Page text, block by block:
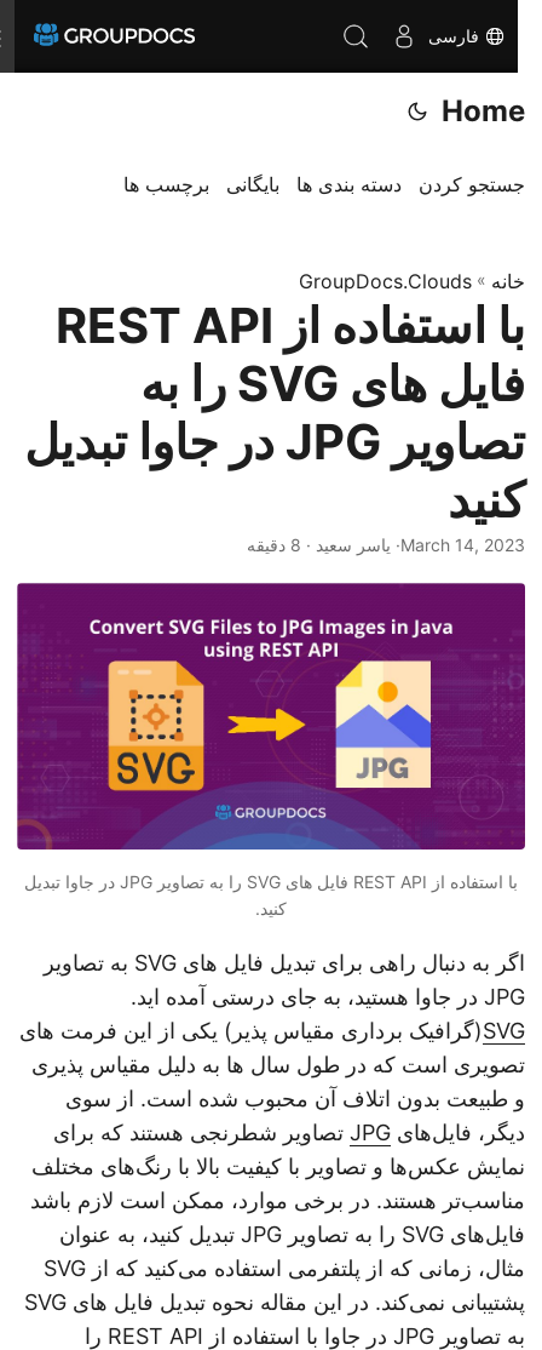
فارسی
Home
جستجو کردن دسته بندی ها بایگانی برچسب ها
خانه»
GroupDocs.Clouds
با استفاده از REST API
فایل های SVG را به
تصاویر JPG در جاوا تبدیل
کنید
March 14, 2023· یاسر سعید · 8 دقیقه
با استفاده از REST API فایل های SVG را به تصاویر JPG در جاوا تبدیل
کنید.
اگر به دنبال راهی برای تبدیل فایل های SVG به تصاویر
JPG در جاوا هستید، به جای درستی آمده اید.
SVG(گرافیک برداری مقیاس پذیر) یکی از این فرمت های
تصویری است که در طول سال ها به دلیل مقیاس پذیری
و طبیعت بدون اتلاف آن محبوب شده است. از سوی
دیگر، فایل‌هایJPGتصاویر شطرنجی هستند که برای
نمایش عکس‌ها و تصاویر با کیفیت بالا با رنگ‌های مختلف
مناسب‌تر هستند. در برخی موارد، ممکن است لازم باشد
فایل‌های SVG را به تصاویر JPG تبدیل کنید، به عنوان
مثال، زمانی که از پلتفرمی استفاده می‌کنید که از SVG
پشتیبانی نمی‌کند. در این مقاله نحوه تبدیل فایل های SVG
به تصاویر JPG در جاوا با استفاده از REST API را